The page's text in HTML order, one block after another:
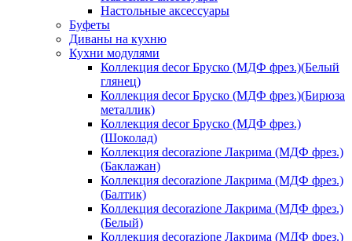
Настольные аксессуары
Буфеты
Диваны на кухню
Кухни модулями
Коллекция decor Бруско (МДФ фрез.)(Белый
глянец)
Коллекция decor Бруско (МДФ фрез.)(Бирюза
металлик)
Коллекция decor Бруско (МДФ фрез.)
(Шоколад)
Коллекция decorazione Лакрима (МДФ фрез.)
(Баклажан)
Коллекция decorazione Лакрима (МДФ фрез.)
(Балтик)
Коллекция decorazione Лакрима (МДФ фрез.)
(Белый)
Коллекция decorazione Лакрима (МДФ фрез.)